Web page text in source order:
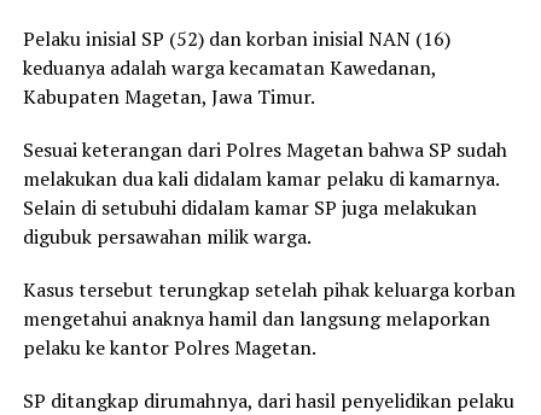
Pelaku inisial SP (52) dan korban inisial NAN (16)
keduanya adalah warga kecamatan Kawedanan,
Kabupaten Magetan, Jawa Timur.
Sesuai keterangan dari Polres Magetan bahwa SP sudah
melakukan dua kali didalam kamar pelaku di kamarnya.
Selain di setubuhi didalam kamar SP juga melakukan
digubuk persawahan milik warga.
Kasus tersebut terungkap setelah pihak keluarga korban
mengetahui anaknya hamil dan langsung melaporkan
pelaku ke kantor Polres Magetan.
SP ditangkap dirumahnya, dari hasil penyelidikan pelaku